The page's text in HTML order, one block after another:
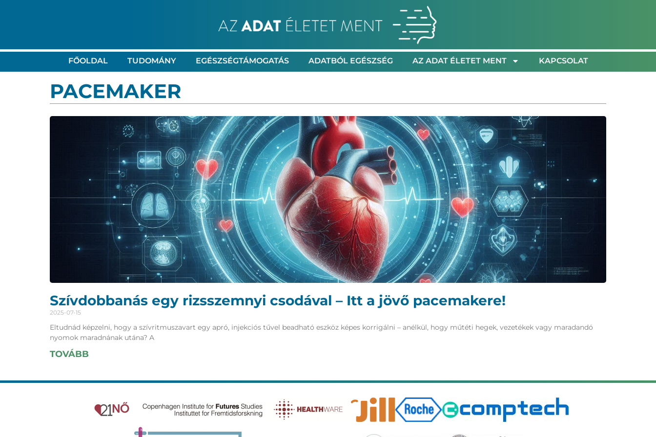
FŐOLDAL TUDOMÁNY EGÉSZSÉGTÁMOGATÁS ADATBÓL EGÉSZSÉG AZ ADAT ÉLETET MENT KAPCSOLAT
PACEMAKER
Szívdobbanás egy rizsszemnyi csodával – Itt a jövő pacemakere!
2025-07-15
Eltudnád képzelni, hogy a szívritmuszavart egy apró, injekciós tűvel beadható eszköz képes korrigálni – anélkül, hogy műtéti hegek, vezetékek vagy maradandó
nyomok maradnának utána? A
TOVÁBB